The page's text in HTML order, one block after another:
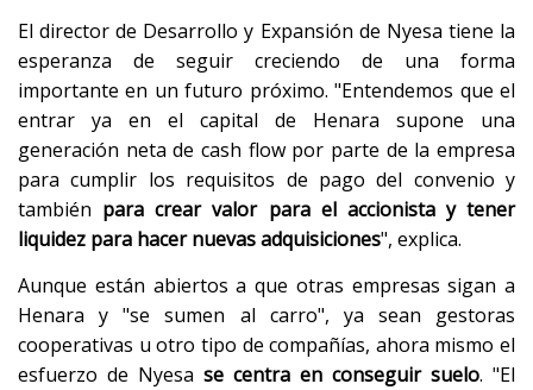
El director de Desarrollo y Expansión de Nyesa tiene la
esperanza de seguir creciendo de una forma
importante en un futuro próximo. "Entendemos que el
entrar ya en el capital de Henara supone una
generación neta de cash flow por parte de la empresa
para cumplir los requisitos de pago del convenio y
también para crear valor para el accionista y tener
liquidez para hacer nuevas adquisiciones", explica.
Aunque están abiertos a que otras empresas sigan a
Henara y "se sumen al carro", ya sean gestoras
cooperativas u otro tipo de compañías, ahora mismo el
esfuerzo de Nyesa se centra en conseguir suelo. "El